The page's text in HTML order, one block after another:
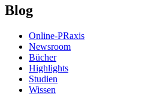
Blog
Online-PRaxis
Newsroom
Bücher
Highlights
Studien
Wissen